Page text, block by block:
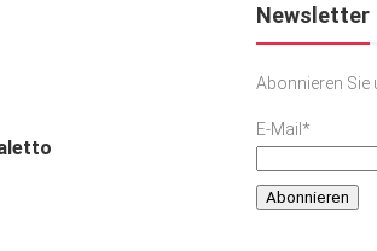
Newsletter
Abonnieren Sie
E-Mail*